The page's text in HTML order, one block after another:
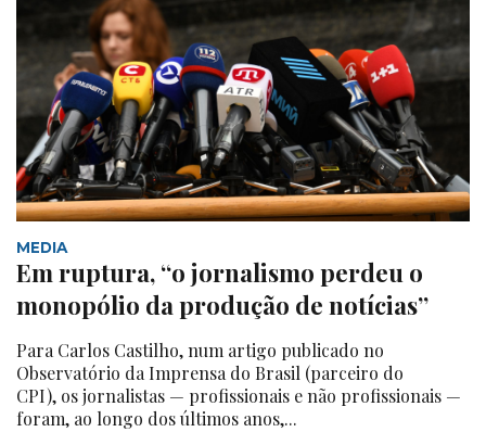
MEDIA
Em ruptura, “o jornalismo perdeu o
monopólio da produção de notícias”
Para Carlos Castilho, num artigo publicado no
Observatório da Imprensa do Brasil (parceiro do
CPI), os jornalistas — profissionais e não profissionais —
foram, ao longo dos últimos anos,...